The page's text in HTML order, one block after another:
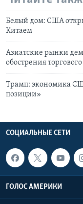
Белый дом: США
Китаем
Азиатские рынки
обострения
Трамп: экономика
позиции»
СОЦИАЛЬНЫЕ СЕТИ
ГОЛОС АМЕРИКИ